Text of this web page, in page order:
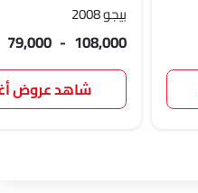
بيجو 2008
79,000 - 108,000
شاهد عروض